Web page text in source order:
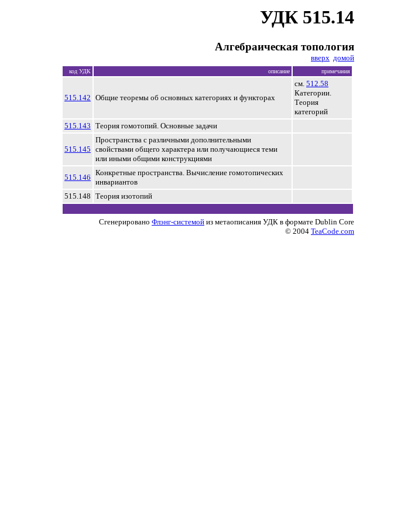
УДК 515.14
Алгебраическая топология
вверх домой
код УДК описание примечания
515.142 Общие теоремы об основных категориях и функторах
см. 512.58
Категории.
Теория
категорий
515.143 Теория гомотопий. Основные задачи
515.145
Пространства с различными дополнительными
свойствами общего характера или получающиеся теми
или иными общими конструкциями
515.146
Конкретные пространства. Вычисление гомотопических
инвариантов
515.148 Теория изотопий
Сгенерировано Флэнг-системой из метаописания УДК в формате Dublin Core
© 2004 TeaCode.com